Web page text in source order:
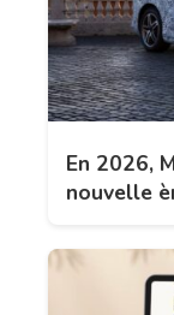
En 2026,
nouvelle